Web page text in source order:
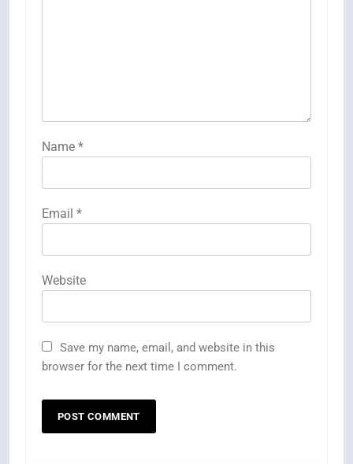
Name *
Email *
Website
Save my name, email, and website in this
browser for the next time I comment.